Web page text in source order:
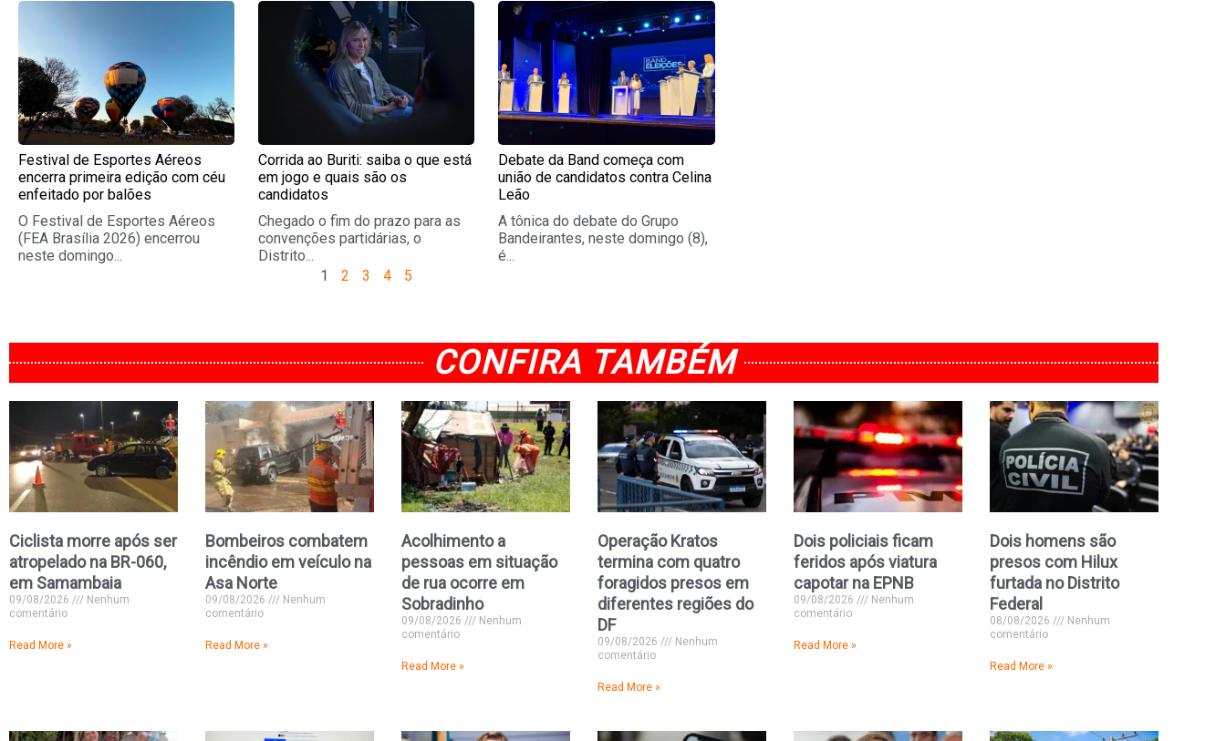
Festival de Esportes Aéreos
encerra primeira edição com céu
enfeitado por balões
O Festival de Esportes Aéreos
(FEA Brasília 2026) encerrou
neste domingo...
Corrida ao Buriti: saiba o que está
em jogo e quais são os
candidatos
Chegado o fim do prazo para as
convenções partidárias, o
Distrito...
Debate da Band começa com
união de candidatos contra Celina
Leão
A tônica do debate do Grupo
Bandeirantes, neste domingo (8),
é...
Page
1
Page
2
Page
3
Page
4
Page
5
CONFIRA TAMBÉM
Ciclista morre após ser
atropelado na BR-060,
em Samambaia
09/08/2026
Nenhum
comentário
Read More »
Bombeiros combatem
incêndio em veículo na
Asa Norte
09/08/2026
Nenhum
comentário
Read More »
Acolhimento a
pessoas em situação
de rua ocorre em
Sobradinho
09/08/2026
Nenhum
comentário
Read More »
Operação Kratos
termina com quatro
foragidos presos em
diferentes regiões do
DF
09/08/2026
Nenhum
comentário
Read More »
Dois policiais ficam
feridos após viatura
capotar na EPNB
09/08/2026
Nenhum
comentário
Read More »
Dois homens são
presos com Hilux
furtada no Distrito
Federal
08/08/2026
Nenhum
comentário
Read More »